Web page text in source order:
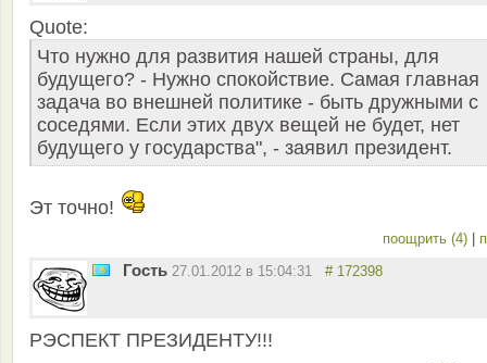
Quote:
Что нужно для развития нашей страны, для
будущего? - Нужно спокойствие. Самая главная
задача во внешней политике - быть дружными с
соседями. Если этих двух вещей не будет, нет
будущего у государства", - заявил президент.
Эт точно!
поощрить (4)
Гость 27.01.2012 в 15:04:31 # 172398
РЭСПЕКТ ПРЕЗИДЕНТУ!!!